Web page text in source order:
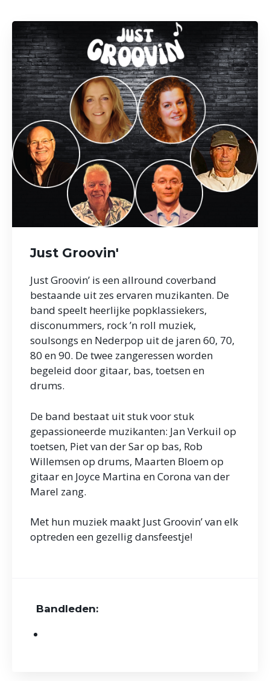
Just Groovin'
Just Groovin’ is een allround coverband
bestaande uit zes ervaren muzikanten. De
band speelt heerlijke popklassiekers,
disconummers, rock ’n roll muziek,
soulsongs en Nederpop uit de jaren 60, 70,
80 en 90. De twee zangeressen worden
begeleid door gitaar, bas, toetsen en
drums.
De band bestaat uit stuk voor stuk
gepassioneerde muzikanten: Jan Verkuil op
toetsen, Piet van der Sar op bas, Rob
Willemsen op drums, Maarten Bloem op
gitaar en Joyce Martina en Corona van der
Marel zang.
Met hun muziek maakt Just Groovin’ van elk
optreden een gezellig dansfeestje!
Bandleden: